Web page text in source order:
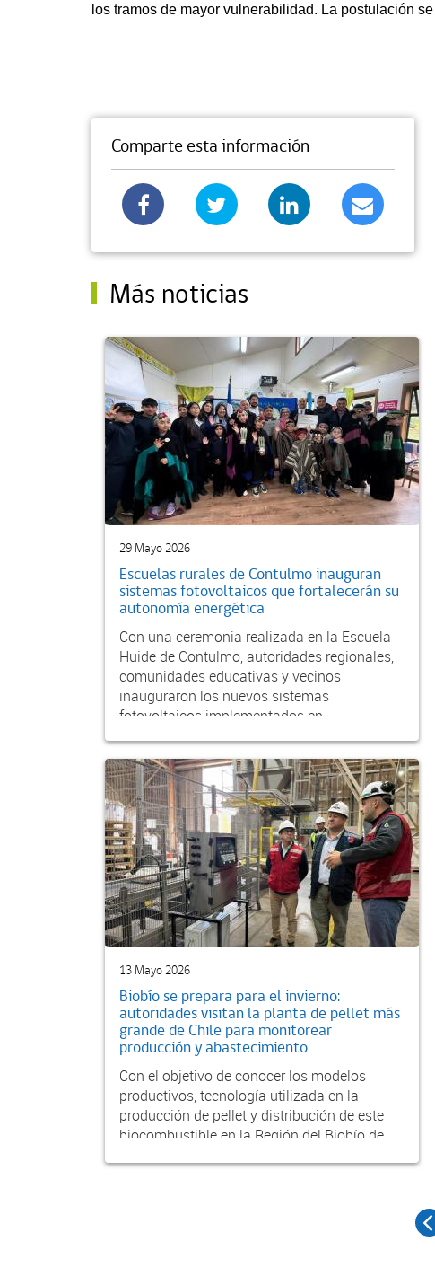
los tramos de mayor vulnerabilidad. La postulación
Comparte esta información
Más noticias
29 Mayo 2026
Escuelas rurales de Contulmo inauguran
sistemas fotovoltaicos que fortalecerán su
autonomía energética
Con una ceremonia realizada en la Escuela
Huide de Contulmo, autoridades regionales,
comunidades educativas y vecinos
inauguraron los nuevos sistemas
fotovoltaicos implementados en...
13 Mayo 2026
Biobío se prepara para el invierno:
autoridades visitan la planta de pellet más
grande de Chile para monitorear
producción y abastecimiento
Con el objetivo de conocer los modelos
productivos, tecnología utilizada en la
producción de pellet y distribución de este
biocombustible en la Región del Biobío de